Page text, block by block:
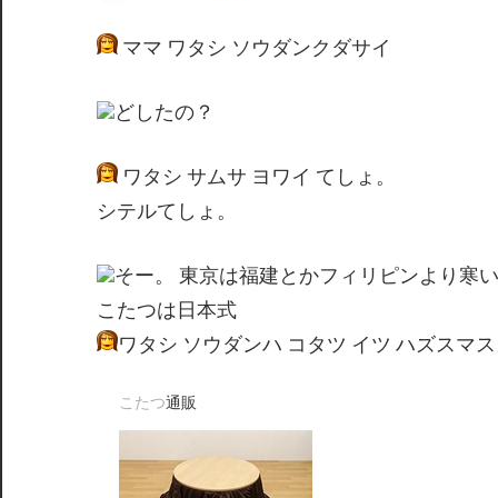
ママ ワタシ ソウダンクダサイ
どしたの？
ワタシ サムサ ヨワイ てしょ。
シテルてしょ。
そー。 東京は福建とかフィリピンより寒い
こたつは日本式
ワタシ ソウダンハ コタツ イツ ハズスマス